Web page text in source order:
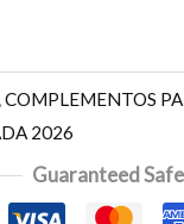
,COMPLEMENTOS
2026
Guaranteed